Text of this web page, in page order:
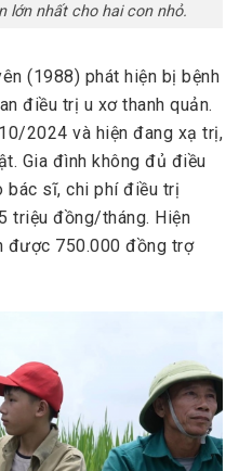
lớn nhất cho hai con nhỏ.
(1988) phát hiện bị bệnh
điều trị u xơ thanh quản.
2024 và hiện đang xạ trị,
Gia đình không đủ điều
bác sĩ, chi phí điều trị
triệu đồng/tháng. Hiện
được 750.000 đồng trợ